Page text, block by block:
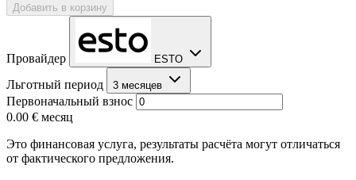
Добавить в корзину
Провайдер ESTO
Льготный период 3 месяцев
Первоначальный взнос
0.00 € месяц
Это финансовая услуга, результаты расчёта могут отличаться
от фактического предложения.